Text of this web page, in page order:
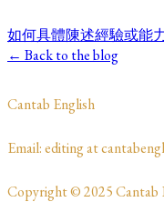
如何具體陳述經驗或能
← Back to the blog
​Cantab English
​​​Email: editing at
Copyright © 2025 Cantab